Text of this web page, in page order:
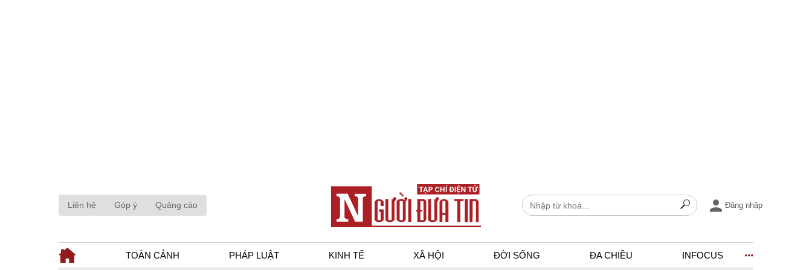
Liên hệ Góp ý Quảng cáo Đăng nhập
TOÀN CẢNH PHÁP LUẬT KINH TẾ XÃ HỘI ĐỜI SỐNG ĐA CHIỀU INFOCUS